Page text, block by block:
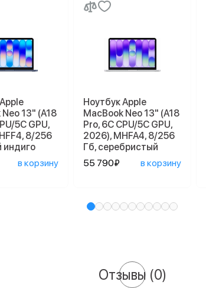
13" (A18
5С GPU,
8/256
индиго
в корзину
Ноутбук Apple
MacBook Neo 13" (A18
Pro, 6C СPU/5С GPU,
2026), MHFA4, 8/256
Гб, серебристый
55 790₽
в корзину
Отзывы (0)